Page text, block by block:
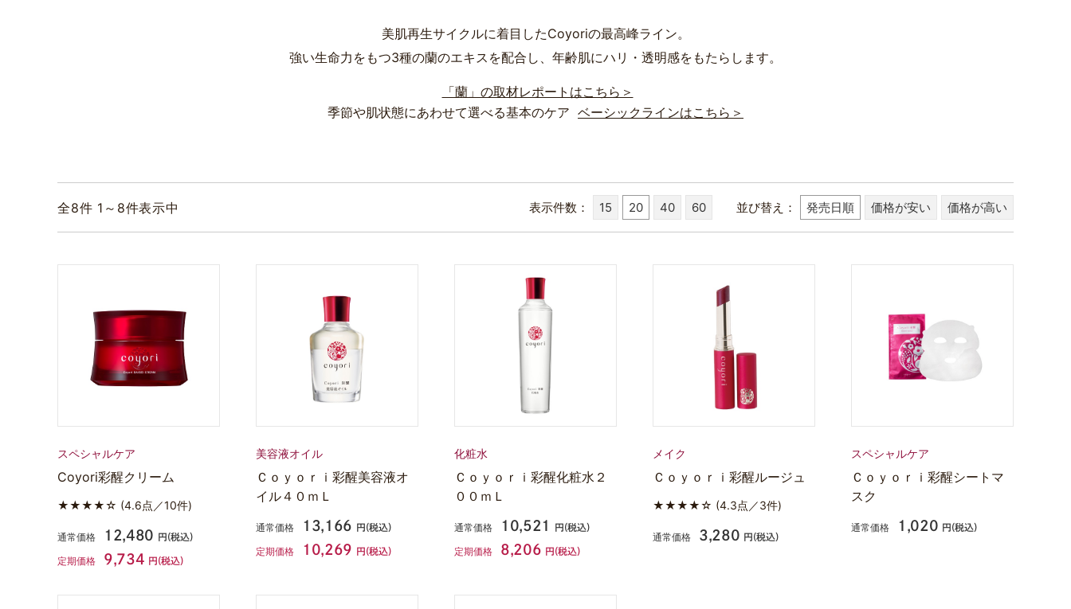
美肌再生サイクルに着目したCoyoriの最高峰ライン。
強い生命力をもつ3種の蘭のエキスを配合し、年齢肌にハリ・透明感をもたらします。
「蘭」の取材レポートはこちら＞
季節や肌状態にあわせて選べる基本のケア ベーシックラインはこちら＞
全8件 1～8件表示中 表示件数 15 20 40 60 並び替え 発売日順 価格が安い 価格が高い
スペシャルケア
Coyori彩醒クリーム
★★★★☆ (4.6点／10件)
通常価格 12,480 円(税込)
定期価格 9,734 円(税込)
美容液オイル
Ｃｏｙｏｒｉ彩醒美容液オ
イル４０ｍＬ
通常価格 13,166 円(税込)
定期価格 10,269 円(税込)
化粧水
Ｃｏｙｏｒｉ彩醒化粧水２
００ｍＬ
通常価格 10,521 円(税込)
定期価格 8,206 円(税込)
メイク
Ｃｏｙｏｒｉ彩醒ルージュ
★★★★☆ (4.3点／3件)
通常価格 3,280 円(税込)
スペシャルケア
Ｃｏｙｏｒｉ彩醒シートマ
スク
通常価格 1,020 円(税込)